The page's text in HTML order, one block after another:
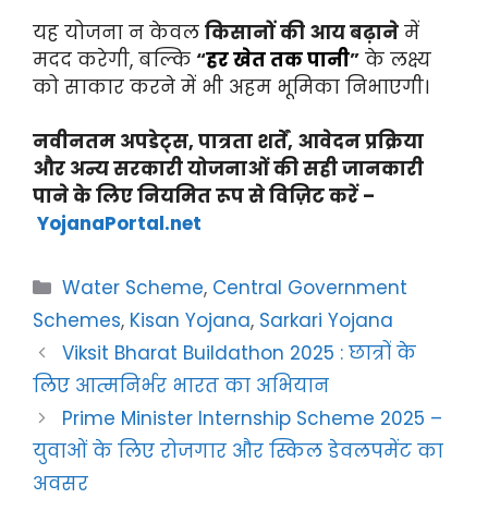
यह योजना न केवल किसानों की आय बढ़ाने में
मदद करेगी, बल्कि “हर खेत तक पानी” के लक्ष्य
को साकार करने में भी अहम भूमिका निभाएगी।
नवीनतम अपडेट्स, पात्रता शर्तें, आवेदन प्रक्रिया
और अन्य सरकारी योजनाओं की सही जानकारी
पाने के लिए नियमित रूप से विज़िट करें –
YojanaPortal.net
Categories
Water Scheme, Central Government
Schemes, Kisan Yojana, Sarkari Yojana
Viksit Bharat Buildathon 2025 : छात्रों के
लिए आत्मनिर्भर भारत का अभियान
Prime Minister Internship Scheme 2025 –
युवाओं के लिए रोजगार और स्किल डेवलपमेंट का
अवसर